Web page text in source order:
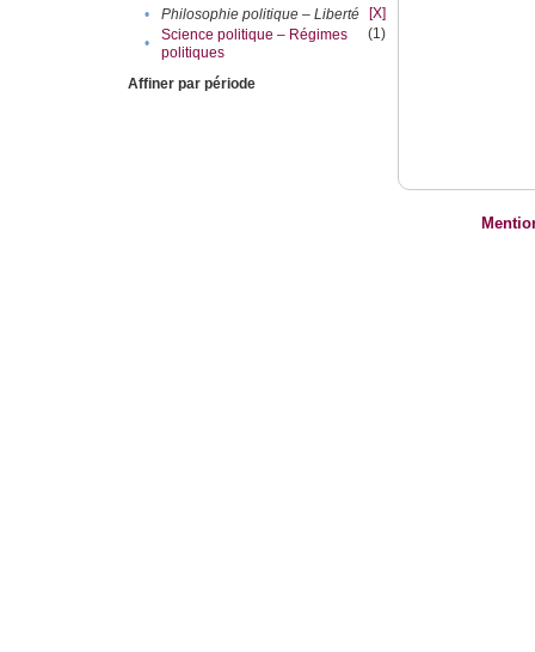
•
Philosophie politique – Liberté
[X]
•
Science politique – Régimes
politiques
(1)
Affiner par période